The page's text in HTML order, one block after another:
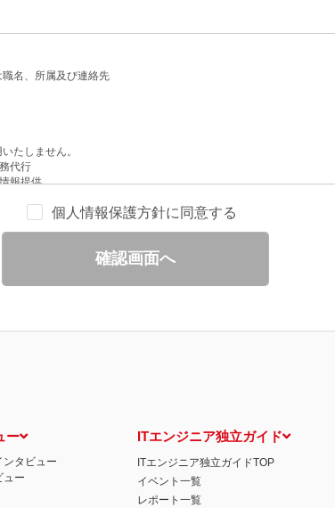
名、所属及び連絡先
たしません。
代行
報提供
広告の情報（クリック日や広告掲載サイトなど）を取得のうえ、情
供することはありません。
す。
イスビル泉岳寺前
個人情報保護方針に同意する
確認画面へ
ー
ンタビュー
ュー
ITエンジニア独立ガイド
ITエンジニア独立ガイドTOP
イベント一覧
レポート一覧